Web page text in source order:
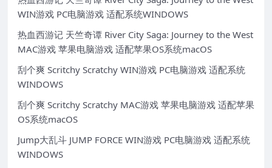
WIN游戏 PC电脑游戏 适配系统WINDOWS
热血西游记 天竺奇谭 River City Saga: Journey to the West
MAC游戏 苹果电脑游戏 适配苹果OS系统macOS
刮个爽 Scritchy Scratchy WIN游戏 PC电脑游戏 适配系统
WINDOWS
刮个爽 Scritchy Scratchy MAC游戏 苹果电脑游戏 适配苹果
OS系统macOS
Jump大乱斗 JUMP FORCE WIN游戏 PC电脑游戏 适配系统
WINDOWS